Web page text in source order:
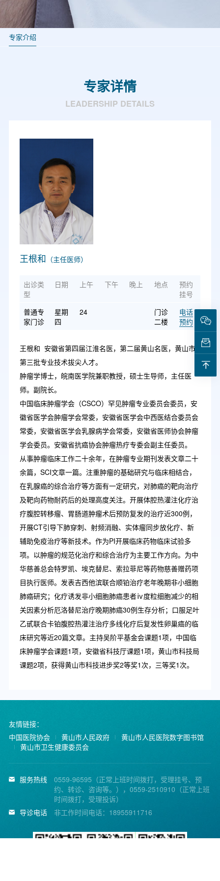
专家介绍
专家详情
LEADERSHIP DETAILS
王根和 （主任医师）
出诊类
型
日期 上午 下午 晚上 地点
预约
挂号
普通专
家门诊
星期
四
24
门诊
二楼
电话
预约
王根和 安徽省第四届江淮名医，第二届黄山名医，黄山市
第三批专业技术拔尖人才。
肿瘤学博士，皖南医学院兼职教授，硕士生导师，主任医
师。副院长。
中国临床肿瘤学会（CSCO）罕见肿瘤专业委员会委员，安
徽省医学会肿瘤学会常委，安徽省医学会中西医结合委员会
常委，安徽省医学会乳腺病学会常委，安徽省医师协会肿瘤
学会委员。安徽省抗癌协会肿瘤热疗专委会副主任委员。
从事肿瘤临床工作二十余年，在肿瘤专业期刊发表文章二十
余篇，SCI文章一篇。注重肿瘤的基础研究与临床相结合，
在乳腺癌的综合治疗等方面有一定研究，对肺癌的靶向治疗
及靶向药物耐药后的处理高度关注。开展体腔热灌注化疗治
疗腹腔转移瘤、胃肠道肿瘤术后预防复发的治疗近300例，
开展CT引导下肺穿刺、射频消融、实体瘤同步放化疗、新
辅助免疫治疗等新技术。作为PI开展临床药物临床试验多
项。以肿瘤的规范化治疗和综合治疗为主要工作方向。为中
华慈善总会特罗凯、埃克替尼、索拉菲尼等药物慈善赠药项
目执行医师。发表吉西他滨联合顺铂治疗老年晚期非小细胞
肺癌研究；化疗诱发非小细胞肺癌患者ⅳ度粒细胞减少的相
关因素分析厄洛替尼治疗晚期肺癌30例生存分析；口服足叶
乙甙联合卡铂腹腔热灌注治疗多线化疗后复发性卵巢癌的临
床研究等近20篇文章。主持吴阶平基金会课题1项，中国临
床肿瘤学会课题1项，安徽省科技厅课题1项，黄山市科技局
课题2项，获得黄山市科技进步奖2等奖1次，三等奖1次。
友情链接：
中国医院协会
黄山市人民政府
黄山市人民医院数字图书馆
黄山市卫生健康委员会
服务热线
0559-96595（正常上班时间拨打，受理挂号、预
约、转诊、咨询等。），0559-2510910（正常上班
时间拨打，受理投诉）
导诊电话
非工作时间电话：18955911716